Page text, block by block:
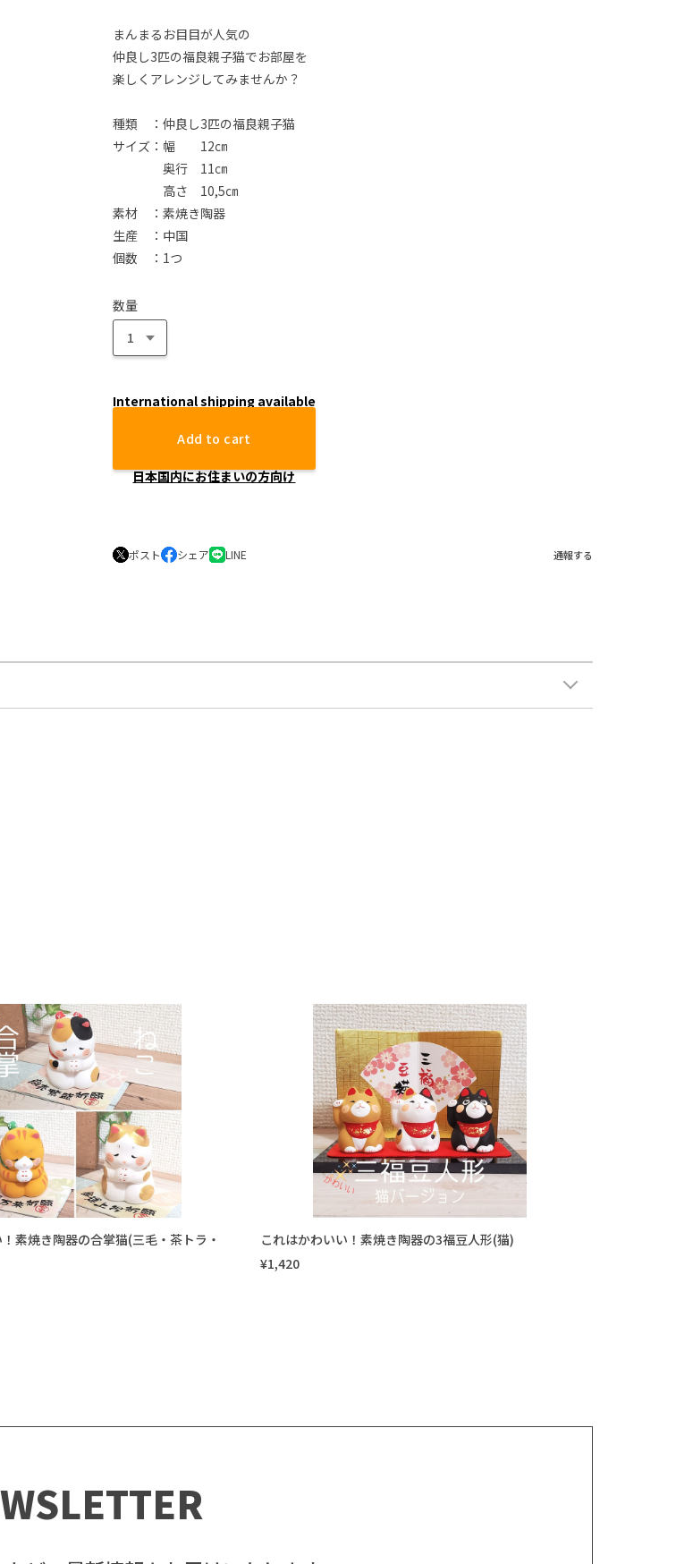
まんまるお目目が人気の
仲良し3匹の福良親子猫でお部屋を
楽しくアレンジしてみませんか？
種類 ：仲良し3匹の福良親子猫
サイズ：幅 12㎝
奥行 11㎝
高さ 10,5㎝
素材 ：素焼き陶器
生産 ：中国
個数 ：1つ
数量
International shipping available
Add to cart
日本国内にお住まいの方向け
ポスト シェア LINE 通報する
素焼き陶器の合掌猫(三毛・茶トラ・
これはかわいい！素焼き陶器の3福豆人形(猫)
¥1,420